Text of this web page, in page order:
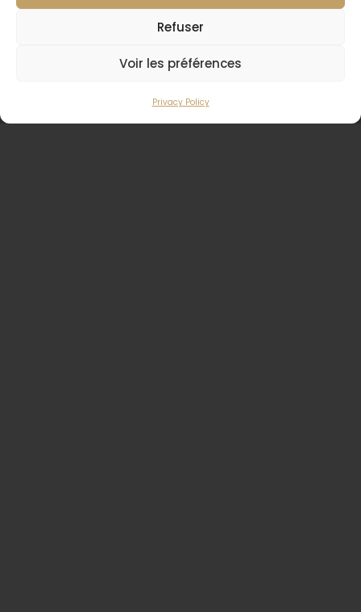
Refuser
Voir les préférences
Privacy Policy
LES DESSERTS MAISON
& FROMAGES DE LA
FORMULE